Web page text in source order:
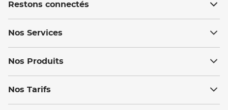
Restons connectés
Nos Services
Nos Produits
Nos Tarifs